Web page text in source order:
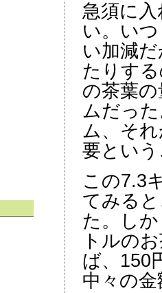
急須に
い。い
い加減
たりす
の茶葉
ムだっ
ム、そ
要とい
この7.3
てみる
た。し
トルの
ば、150
中々の